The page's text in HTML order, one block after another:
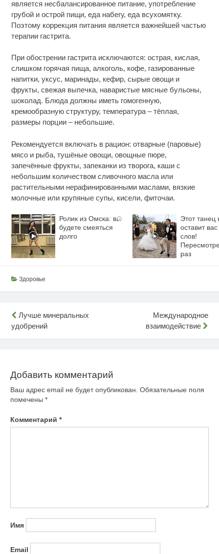
является несбалансированное питание, употребление
грубой и острой пищи, еда набегу, еда всухомятку.
Поэтому коррекция питания является важнейшей частью
терапии гастрита.
При обострении гастрита исключаются: острая, кислая,
слишком горячая пища, алкоголь, кофе, газированные
напитки, уксус, маринады, кефир, сырые овощи и
фрукты, свежая выпечка, наваристые мясные бульоны,
шоколад. Блюда должны иметь гомогенную,
кремообразную структуру, температура – тёплая,
размеры порции – небольшие.
Рекомендуется включать в рацион: отварные (паровые)
мясо и рыба, тушёные овощи, овощные пюре,
запечённые фрукты, запеканки из творога, каши с
небольшим количеством сливочного масла или
растительными нерафинированными маслами, вязкие
молочные или крупяные супы, кисели, фиточаи.
i
Ролик из Омска: вы
будете смеяться
долго
Этот танец
оставит вас
слов!
раз
Здоровье
Навигация
по
Лучше минеральных
удобрений
Международное
взаимодействие
Добавить комментарий
Ваш адрес email не будет опубликован. Обязательные поля
помечены *
Комментарий *
Имя
Email